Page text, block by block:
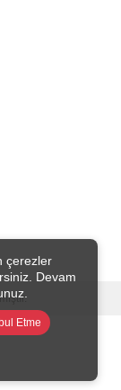
çerezler
Devam
Etme